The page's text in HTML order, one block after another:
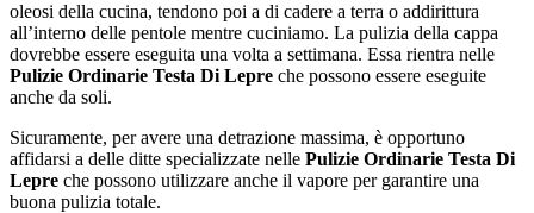
oleosi della cucina, tendono poi a di cadere a terra o addirittura
all’interno delle pentole mentre cuciniamo. La pulizia della cappa
dovrebbe essere eseguita una volta a settimana. Essa rientra nelle
Pulizie Ordinarie Testa Di Lepre che possono essere eseguite
anche da soli.
Sicuramente, per avere una detrazione massima, è opportuno
affidarsi a delle ditte specializzate nelle Pulizie Ordinarie Testa Di
Lepre che possono utilizzare anche il vapore per garantire una
buona pulizia totale.